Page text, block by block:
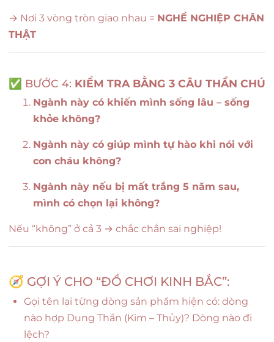
→ Nơi 3 vòng tròn giao nhau = NGHỀ NGHIỆP CHÂN
THẬT
✅ BƯỚC 4: KIỂM TRA BẰNG 3 CÂU THẦN CHÚ
Ngành này có khiến mình sống lâu – sống
khỏe không?
Ngành này có giúp mình tự hào khi nói với
con cháu không?
Ngành này nếu bị mất trắng 5 năm sau,
mình có chọn lại không?
Nếu “không” ở cả 3 → chắc chắn sai nghiệp!
🧭 GỢI Ý CHO “ĐỒ CHƠI KINH BẮC”:
Gọi tên lại từng dòng sản phẩm hiện có: dòng
nào hợp Dụng Thần (Kim – Thủy)? Dòng nào đi
lệch?